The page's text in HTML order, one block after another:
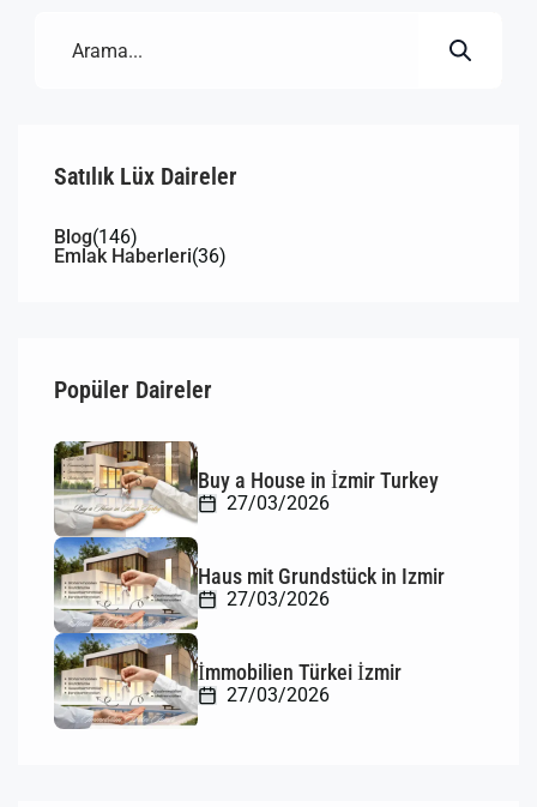
Satılık Lüx Daireler
Blog(146)
Emlak Haberleri(36)
Popüler Daireler
Buy a House in İzmir Turkey
27/03/2026
Haus mit Grundstück in Izmir
27/03/2026
İmmobilien Türkei İzmir
27/03/2026